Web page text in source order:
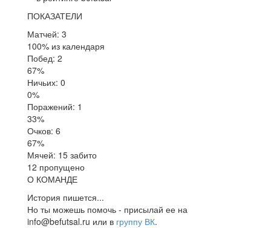
ПОКАЗАТЕЛИ
Матчей: 3
100% из календаря
Побед: 2
67%
Ничьих: 0
0%
Поражений: 1
33%
Очков: 6
67%
Мячей: 15 забито
12 пропущено
О КОМАНДЕ
История пишется...
Но ты можешь помочь - присылай ее на
info@befutsal.ru или в группу ВК.